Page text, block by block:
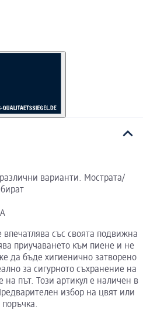
варианти. Мострата/
със своята подвижна
приучаването към пиене и не
да бъде хигиенично затворено
за сигурното съхранение на
път. Този артикул е наличен в
избор на цвят или